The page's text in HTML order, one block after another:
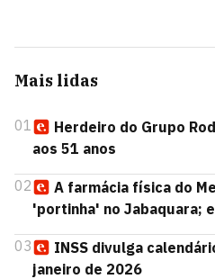
Mais lidas
01
Herdeiro do Grupo
aos 51 anos
02
A farmácia física do
'portinha' no Jabaquara;
03
INSS divulga
janeiro de 2026